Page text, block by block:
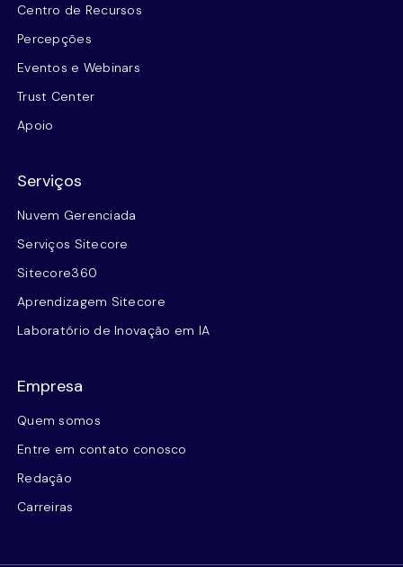
Centro de Recursos
Percepções
Eventos e Webinars
Trust Center
Apoio
Serviços
Nuvem Gerenciada
Serviços Sitecore
Sitecore360
Aprendizagem Sitecore
Laboratório de Inovação em IA
Empresa
Quem somos
Entre em contato conosco
Redação
Carreiras